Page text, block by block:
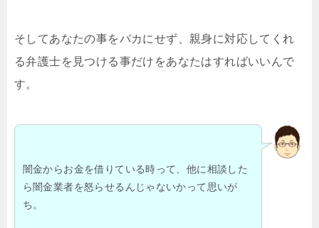
そしてあなたの事をバカにせず、親身に対応してくれ
る弁護士を見つける事だけをあなたはすればいいんで
す。
闇金からお金を借りている時って、他に相談した
ら闇金業者を怒らせるんじゃないかって思いが
ち。